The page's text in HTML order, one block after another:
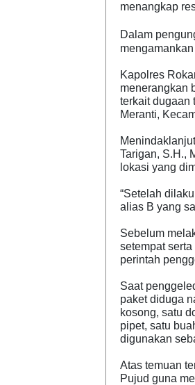
menangkap
Dalam
Kapolres
menerangkan
terkait dugaan
Meranti,
Tarigan, S.H.,
lokasi yang
“Setelah
alias B yang
Sebelum
setempat
perintah
Saat
paket diduga
kosong, satu
pipet, satu
digunakan
Atas temuan
Pujud guna